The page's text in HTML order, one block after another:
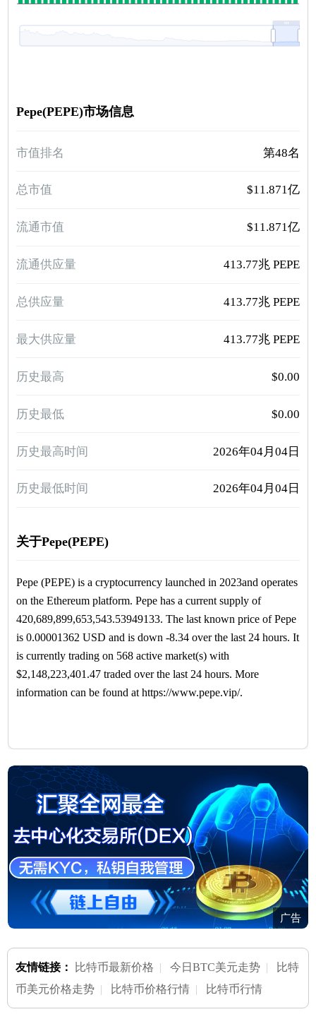
Pepe(PEPE)市场信息
市值排名 第48名
总市值 $11.871亿
流通市值 $11.871亿
流通供应量 413.77兆 PEPE
总供应量 413.77兆 PEPE
最大供应量 413.77兆 PEPE
历史最高 $0.00
历史最低 $0.00
历史最高时间 2026年04月04日
历史最低时间 2026年04月04日
关于Pepe(PEPE)
Pepe (PEPE) is a cryptocurrency launched in 2023and operates
on the Ethereum platform. Pepe has a current supply of
420,689,899,653,543.53949133. The last known price of Pepe
is 0.00001362 USD and is down -8.34 over the last 24 hours. It
is currently trading on 568 active market(s) with
$2,148,223,401.47 traded over the last 24 hours. More
information can be found at https://www.pepe.vip/.
广告
友情链接： 比特币最新价格 |今日BTC美元走势 | 比特
币美元价格走势 | 比特币价格行情 | 比特币行情